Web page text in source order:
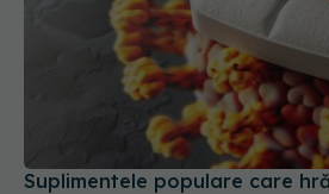
Suplimentele populare care
07 apr 2026, 15:56